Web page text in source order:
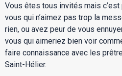
Vous êtes tous invités mais
vous qui n’aimez pas trop la
rien, ou avez peur de vous
vous qui aimeriez bien voir
faire connaissance avec les
Saint-Hélier.